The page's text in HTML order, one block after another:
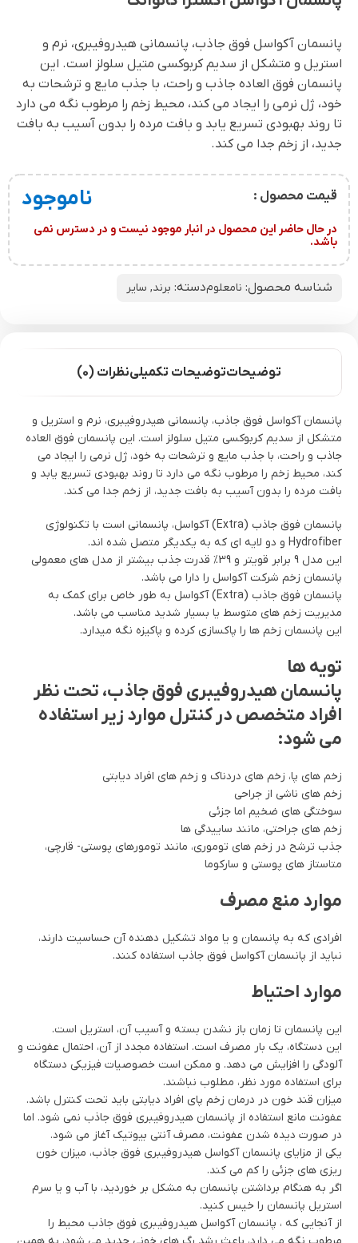
پانسمان آکواسل فوق جاذب، پانسمانی هیدروفیبری، نرم و
استریل و متشکل از سدیم کربوکسی متیل سلولز است. این
پانسمان فوق العاده جاذب و راحت، با جذب مایع و ترشحات به
خود، ژل نرمی را ایجاد می کند، محیط زخم را مرطوب نگه می دارد
تا روند بهبودی تسریع یابد و بافت مرده را بدون آسیب به بافت
جدید، از زخم جدا می کند.
قیمت محصول : ناموجود
در حال حاضر این محصول در انبار موجود نیست و در دسترس نمی
باشد.
شناسه محصول: نامعلومدسته: برند, سایر
توضیحاتتوضیحات تکمیلینظرات (0)
پانسمان آکواسل فوق جاذب، پانسمانی هیدروفیبری، نرم و استریل و
متشکل از سدیم کربوکسی متیل سلولز است. این پانسمان فوق العاده
جاذب و راحت، با جذب مایع و ترشحات به خود، ژل نرمی را ایجاد می
کند، محیط زخم را مرطوب نگه می دارد تا روند بهبودی تسریع یابد و
بافت مرده را بدون آسیب به بافت جدید، از زخم جدا می کند.
پانسمان فوق جاذب (Extra) آکواسل، پانسمانی است با تکنولوژی
Hydrofiber و دو لایه ای که به یکدیگر متصل شده اند.
این مدل 9 برابر قویتر و 39% قدرت جذب بیشتر از مدل های معمولی
پانسمان زخم شرکت آکواسل را دارا می باشد.
پانسمان فوق جاذب (Extra) آکواسل به طور خاص برای کمک به
مدیریت زخم های متوسط یا بسیار شدید مناسب می باشد.
این پانسمان زخم ها را پاکسازی کرده و پاکیزه نگه میدارد.
تویه ها
پانسمان هیدروفیبری فوق جاذب، تحت نظر
افراد متخصص در کنترل موارد زیر استفاده
می شود:
زخم های پا، زخم های دردناک و زخم های افراد دیابتی
زخم های ناشی از جراحی
سوختگی های ضخیم اما جزئی
زخم های جراحتی، مانند ساییدگی ها
جذب ترشح در زخم های توموری، مانند تومورهای پوستی- قارچی،
متاستاز های پوستی و سارکوما
موارد منع مصرف
افرادی که به پانسمان و یا مواد تشکیل دهنده آن حساسیت دارند،
نباید از پانسمان آکواسل فوق جاذب استفاده کنند.
موارد احتیاط
این پانسمان تا زمان باز نشدن بسته و آسیب آن، استریل است.
این دستگاه، یک بار مصرف است. استفاده مجدد از آن، احتمال عفونت و
آلودگی را افزایش می دهد. و ممکن است خصوصیات فیزیکی دستگاه
برای استفاده مورد نظر، مطلوب نباشند.
میزان قند خون در درمان زخم پای افراد دیابتی باید تحت کنترل باشد.
عفونت مانع استفاده از پانسمان هیدروفیبری فوق جاذب نمی شود. اما
در صورت دیده شدن عفونت، مصرف آنتی بیوتیک آغاز می شود.
یکی از مزایای پانسمان آکواسل هیدروفیبری فوق جاذب، میزان خون
ریزی های جزئی را کم می کند.
اگر به هنگام برداشتن پانسمان به مشکل بر خوردید، با آب و یا سرم
استریل پانسمان را خیس کنید.
از آنجایی که ، پانسمان آکواسل هیدروفیبری فوق جاذب محیط را